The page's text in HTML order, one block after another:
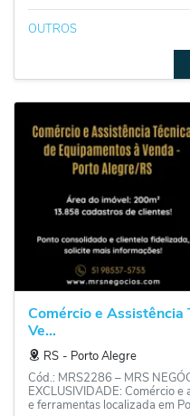
OUTROS
Comércio e Assistência
Ve...
RS ‐ Porto Alegre
Cód.: MRS2286 – MRS
EXCLUSIVIDADE: Comércio
e ferramentas localizada em